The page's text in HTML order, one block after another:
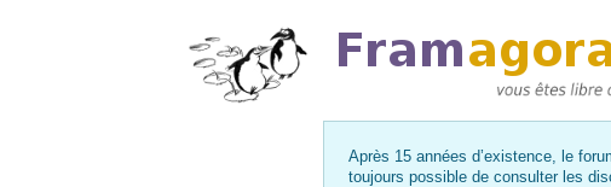
Après 15 années d’existence, le
toujours possible de consulter les